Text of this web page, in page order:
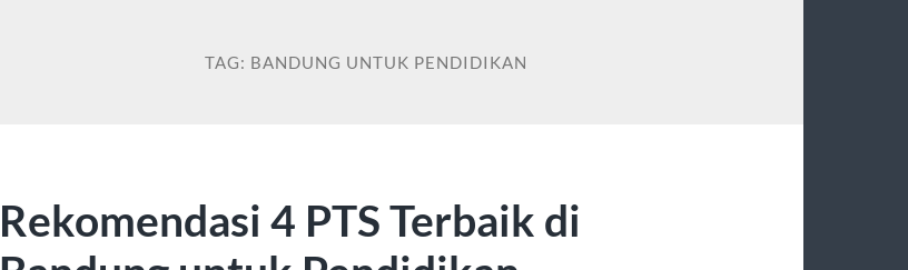
TAG: BANDUNG UNTUK PENDIDIKAN
Rekomendasi 4 PTS Terbaik di